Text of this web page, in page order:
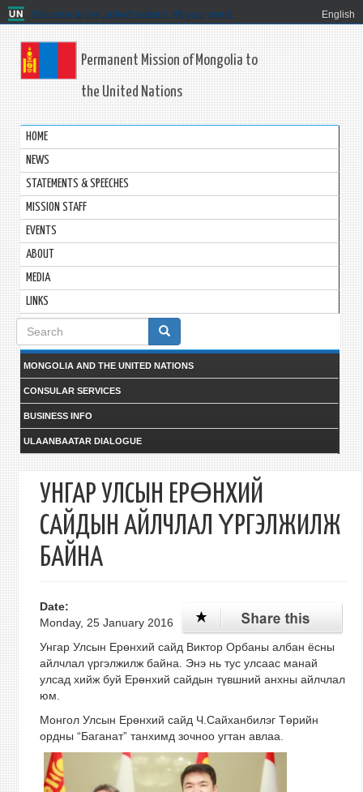
Welcome to the United Nations. It's your world. English
Permanent Mission of Mongolia to
the United Nations
HOME
NEWS
STATEMENTS & SPEECHES
MISSION STAFF
EVENTS
ABOUT
MEDIA
LINKS
Search
form
MONGOLIA AND THE UNITED NATIONS
CONSULAR SERVICES
BUSINESS INFO
ULAANBAATAR DIALOGUE
УНГАР УЛСЫН ЕРӨНХИЙ
САЙДЫН АЙЛЧЛАЛ ҮРГЭЛЖИЛЖ
БАЙНА
Date:
Monday, 25 January 2016
Унгар Улсын Ерөнхий сайд Виктор Орбаны албан ёсны
айлчлал үргэлжилж байна. Энэ нь тус улсаас манай
улсад хийж буй Ерөнхий сайдын түвшний анхны айлчлал
юм.
Монгол Улсын Ерөнхий сайд Ч.Сайханбилэг Төрийн
ордны “Баганат” танхимд зочноо угтан авлаа.